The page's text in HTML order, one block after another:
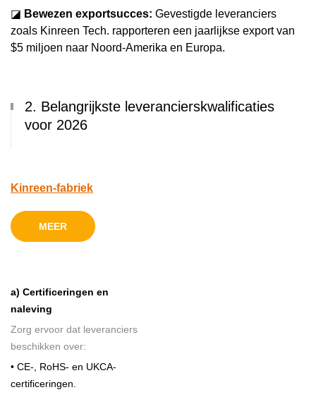
◪ Bewezen exportsucces: Gevestigde leveranciers
zoals Kinreen Tech. rapporteren een jaarlijkse export van
$5 miljoen naar Noord-Amerika en Europa.
2. Belangrijkste leverancierskwalificaties
voor 2026
Kinreen-fabriek
MEER
a) Certificeringen en
naleving
Zorg ervoor dat leveranciers
beschikken over:
• CE-, RoHS- en UKCA-
certificeringen.